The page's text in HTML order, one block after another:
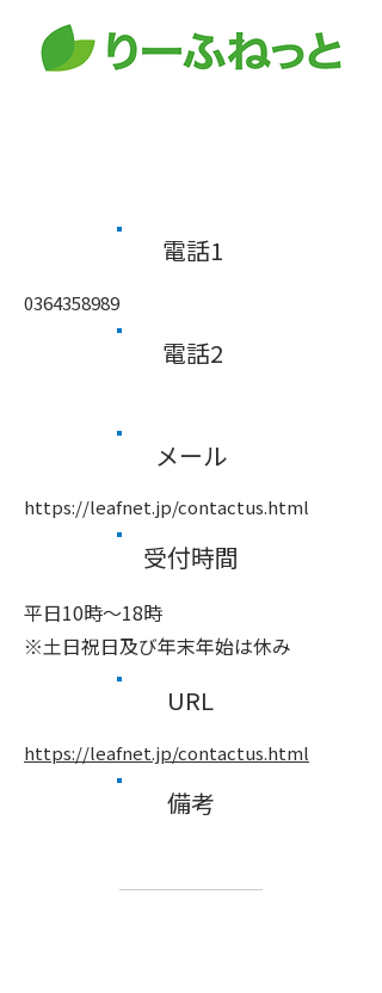
​電話1
0364358989
​電話2
メール
https://leafnet.jp/contactus.html
受付時間
平日10時～18時
※土日祝日及び年末年始は休み
URL
https://leafnet.jp/contactus.html
備考